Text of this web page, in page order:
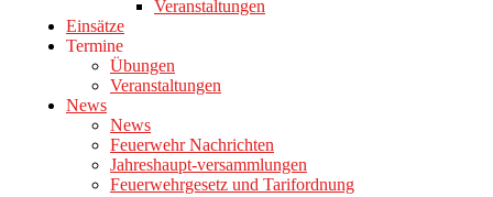
Veranstaltungen
Einsätze
Termine
Übungen
Veranstaltungen
News
News
Feuerwehr Nachrichten
Jahreshaupt-versammlungen
Feuerwehrgesetz und Tarifordnung